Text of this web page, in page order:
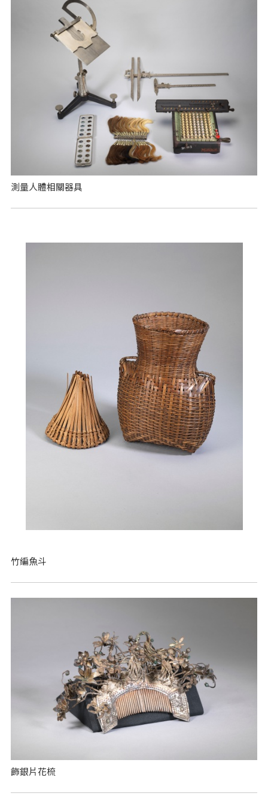
測量人體相關器具
竹編魚斗
飾銀片花梳